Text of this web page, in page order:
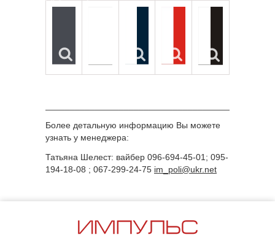
Более детальную информацию Вы можете
узнать у менеджера:
Татьяна Шелест: вайбер 096-694-45-01; 095-
194-18-08 ; 067-299-24-75 im_poli@ukr.net